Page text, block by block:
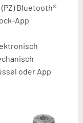
Bluetooth®
App
oder App